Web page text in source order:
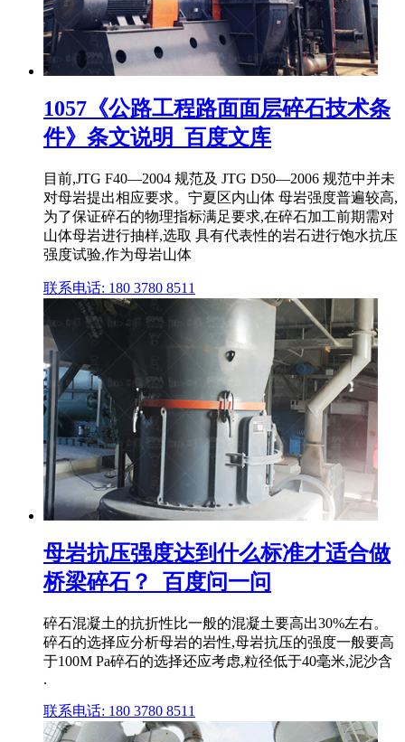
1057《公路工程路面面层碎石技术条
件》条文说明_百度文库
目前,JTG F40—2004 规范及 JTG D50—2006 规范中并未
对母岩提出相应要求。宁夏区内山体 母岩强度普遍较高,
为了保证碎石的物理指标满足要求,在碎石加工前期需对
山体母岩进行抽样,选取 具有代表性的岩石进行饱水抗压
强度试验,作为母岩山体
联系电话: 180 3780 8511
母岩抗压强度达到什么标准才适合做
桥梁碎石？_百度问一问
碎石混凝土的抗折性比一般的混凝土要高出30%左右。
碎石的选择应分析母岩的岩性,母岩抗压的强度一般要高
于100M Pa碎石的选择还应考虑,粒径低于40毫米,泥沙含
.
联系电话: 180 3780 8511